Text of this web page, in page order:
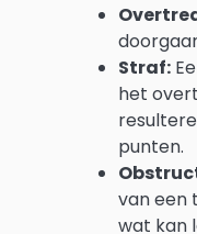
Straf:
het
punten.
van een
wat kan